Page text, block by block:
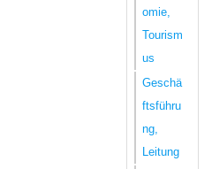
omie,
Tourism
us
Geschä
ftsführu
ng,
Leitung